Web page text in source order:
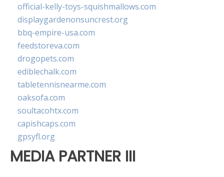
official-kelly-toys-squishmallows.com
displaygardenonsuncrest.org
bbq-empire-usa.com
feedstoreva.com
drogopets.com
ediblechalk.com
tabletennisnearme.com
oaksofa.com
soultacohtx.com
capishcaps.com
gpsyfl.org
MEDIA PARTNER III